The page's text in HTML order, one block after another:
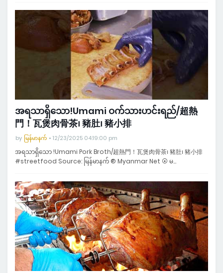
အရသာရှိသော!Umami ဝက်သားဟင်းရည်/超熱
門！瓦煲肉骨茶၊ 豬肚၊ 豬小排
by မြန်မာနက် 12/23/2025 04:19:00 pm
အရသာရှိသော !Umami Pork Broth/超熱門！瓦煲肉骨茶၊ 豬肚၊ 豬小排
#streetfood Source: မြန်မာနက် ® Myanmar Net ⦿ မ…